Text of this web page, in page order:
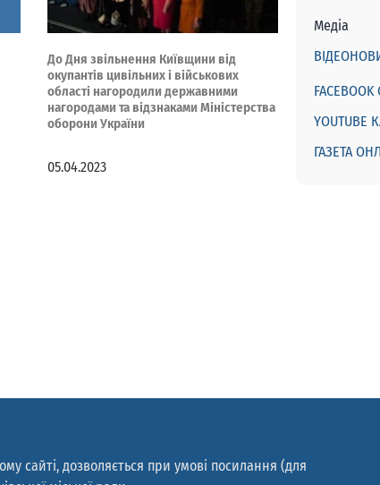
До Дня звільнення Київщини від
окупантів цивільних і військових
області нагородили державними
нагородами та відзнаками Міністерства
оборони України
05.04.2023
Медіа
YOUTUBE
ГАЗЕТА
сайті, дозволяється при умові посилання (для